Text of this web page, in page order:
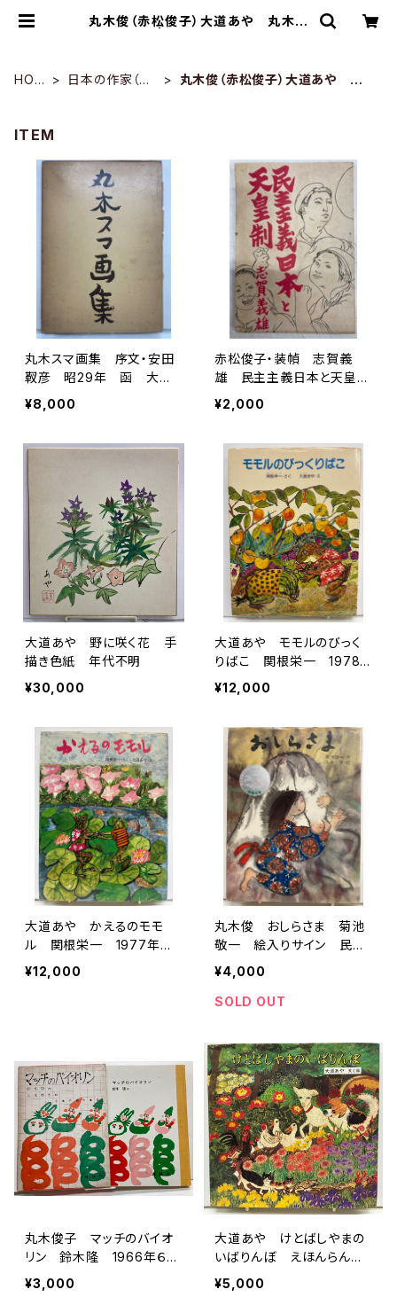
丸木俊（赤松俊子）大道あや 丸木ス
HOM
日本の作家（中
丸木俊（赤松俊子）大道あや 丸
ITEM
丸木スマ画集 序文・安田
靫彦 昭29年 函 大塔
書店
¥8,000
赤松俊子・装幀 志賀義
雄 民主主義日本と天皇
制 1946年（昭21） 新生
¥2,000
大道あや 野に咲く花 手
描き色紙 年代不明
¥30,000
大道あや モモルのびっく
りばこ 関根栄一 1978
年 初版 小峰書店
¥12,000
大道あや かえるのモモ
ル 関根栄一 1977年初
版の1980年５刷 小峰書
¥12,000
丸木俊 おしらさま 菊池
敬一 絵入りサイン 民話
えほん 1976年３刷 小
峰書店
¥4,000
SOLD OUT
丸木俊子 マッチのバイオ
リン 鈴木隆 1966年６
刷 理論社刊
¥3,000
大道あや けとばしやまの
いばりんぼ えほんらん
ど 1980年 初版 小峰
書店
¥5,000